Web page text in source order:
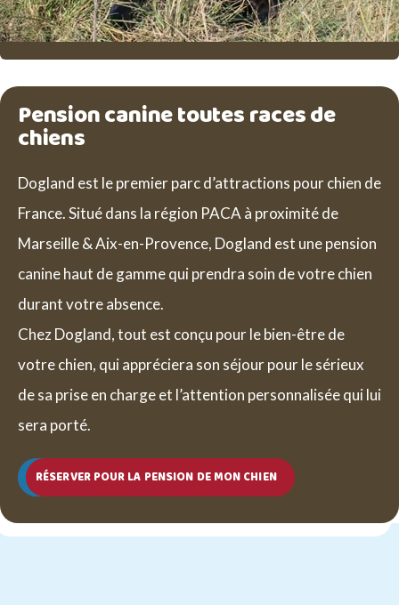
Pension canine toutes races de
chiens
Dogland est le premier parc d’attractions pour chien de
France. Situé dans la région PACA à proximité de
Marseille & Aix-en-Provence, Dogland est une pension
canine haut de gamme qui prendra soin de votre chien
durant votre absence.
Chez Dogland, tout est conçu pour le bien-être de
votre chien, qui appréciera son séjour pour le sérieux
de sa prise en charge et l’attention personnalisée qui lui
sera porté.
RÉSERVER POUR LA PENSION DE MON CHIEN